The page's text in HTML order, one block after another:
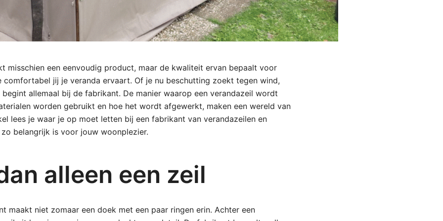
misschien een eenvoudig product, maar de kwaliteit ervan bepaalt voor
comfortabel jij je veranda ervaart. Of je nu beschutting zoekt tegen wind,
allemaal bij de fabrikant. De manier waarop een verandazeil wordt
worden gebruikt en hoe het wordt afgewerkt, maken een wereld van
lees je waar je op moet letten bij een fabrikant van verandazeilen en
belangrijk is voor jouw woonplezier.
alleen een zeil
maakt niet zomaar een doek met een paar ringen erin. Achter een